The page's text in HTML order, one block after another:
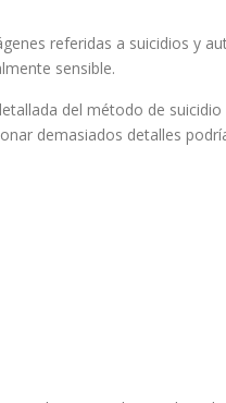
referidas a suicidios y
sensible.
del método de
demasiados detalles